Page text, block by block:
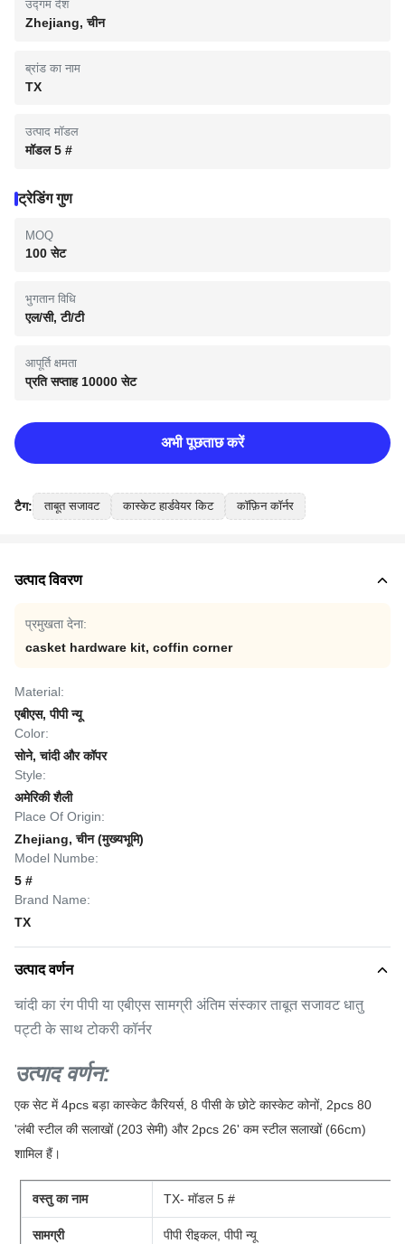
उद्गम देश
Zhejiang, चीन
ब्रांड का नाम
TX
उत्पाद मॉडल
मॉडल 5 #
ट्रेडिंग गुण
MOQ
100 सेट
भुगतान विधि
एल/सी, टी/टी
आपूर्ति क्षमता
प्रति सप्ताह 10000 सेट
अभी पूछताछ करें
टैग: ताबूत सजावट कास्केट हार्डवेयर किट कॉफ़िन कॉर्नर
उत्पाद विवरण
प्रमुखता देना:
casket hardware kit, coffin corner
Material:
एबीएस, पीपी न्यू
Color:
सोने, चांदी और कॉपर
Style:
अमेरिकी शैली
Place Of Origin:
Zhejiang, चीन (मुख्यभूमि)
Model Numbe:
5 #
Brand Name:
TX
उत्पाद वर्णन
चांदी का रंग पीपी या एबीएस सामग्री अंतिम संस्कार ताबूत सजावट धातु
पट्टी के साथ टोकरी कॉर्नर
उत्पाद वर्णन:
एक सेट में 4pcs बड़ा कास्केट कैरियर्स, 8 पीसी के छोटे कास्केट कोनों, 2pcs 80
'लंबी स्टील की सलाखों (203 सेमी) और 2pcs 26' कम स्टील सलाखों (66cm)
शामिल हैं।
वस्तु का नाम TX- मॉडल 5 #
सामग्री पीपी रीइकल, पीपी न्यू